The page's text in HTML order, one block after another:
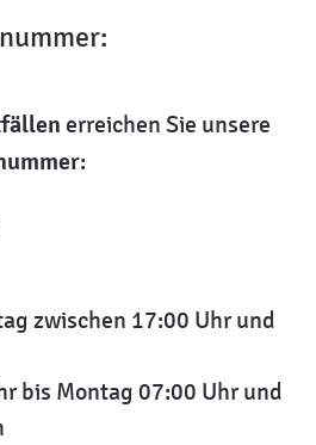
erreichen Sie unsere
:
zwischen 17:00 Uhr und
bis Montag 07:00 Uhr und